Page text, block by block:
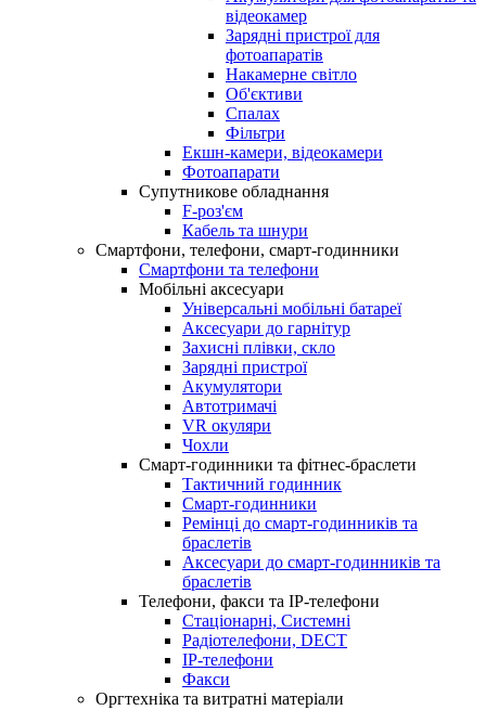
відеокамер
Зарядні пристрої для
фотоапаратів
Накамерне світло
Об'єктиви
Спалах
Фільтри
Екшн-камери, відеокамери
Фотоапарати
Супутникове обладнання
F-роз'єм
Кабель та шнури
Смартфони, телефони, смарт-годинники
Смартфони та телефони
Мобільні аксесуари
Універсальні мобільні батареї
Аксесуари до гарнітур
Захисні плівки, скло
Зарядні пристрої
Акумулятори
Автотримачі
VR окуляри
Чохли
Смарт-годинники та фітнес-браслети
Тактичний годинник
Смарт-годинники
Ремінці до смарт-годинників та
браслетів
Аксесуари до смарт-годинників та
браслетів
Телефони, факси та IP-телефони
Стаціонарні, Системні
Радіотелефони, DECT
IP-телефони
Факси
Оргтехніка та витратні матеріали